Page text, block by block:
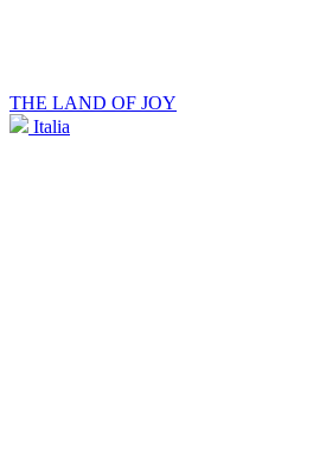
THE LAND OF JOY
Italia